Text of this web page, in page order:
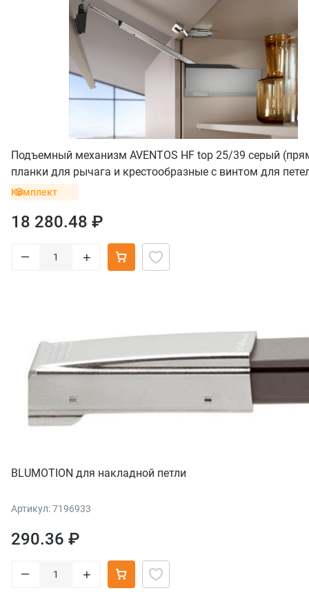
Подъемный механизм AVENTOS HF top 25/39 серый
планки для рычага и крестообразные с винтом для
Комплект
18 280.48 ₽
– +
BLUMOTION для накладной петли
Артикул: 7196933
290.36 ₽
– +